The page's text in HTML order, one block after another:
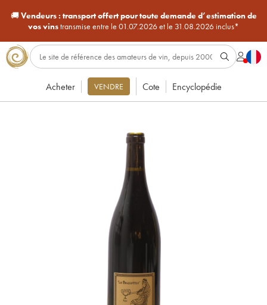
🚚Vendeurs : transport offert pour toute demande d’estimation de
vos vinstransmise entre le 01.07.2026 et le 31.08.2026 inclus*
Acheter VENDRE Cote Encyclopédie